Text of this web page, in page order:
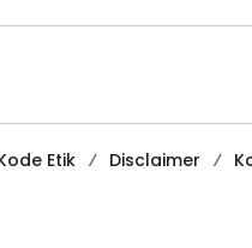
Etik Disclaimer